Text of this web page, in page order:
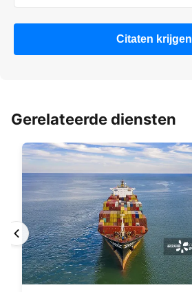
Citaten krijgen
Gerelateerde diensten